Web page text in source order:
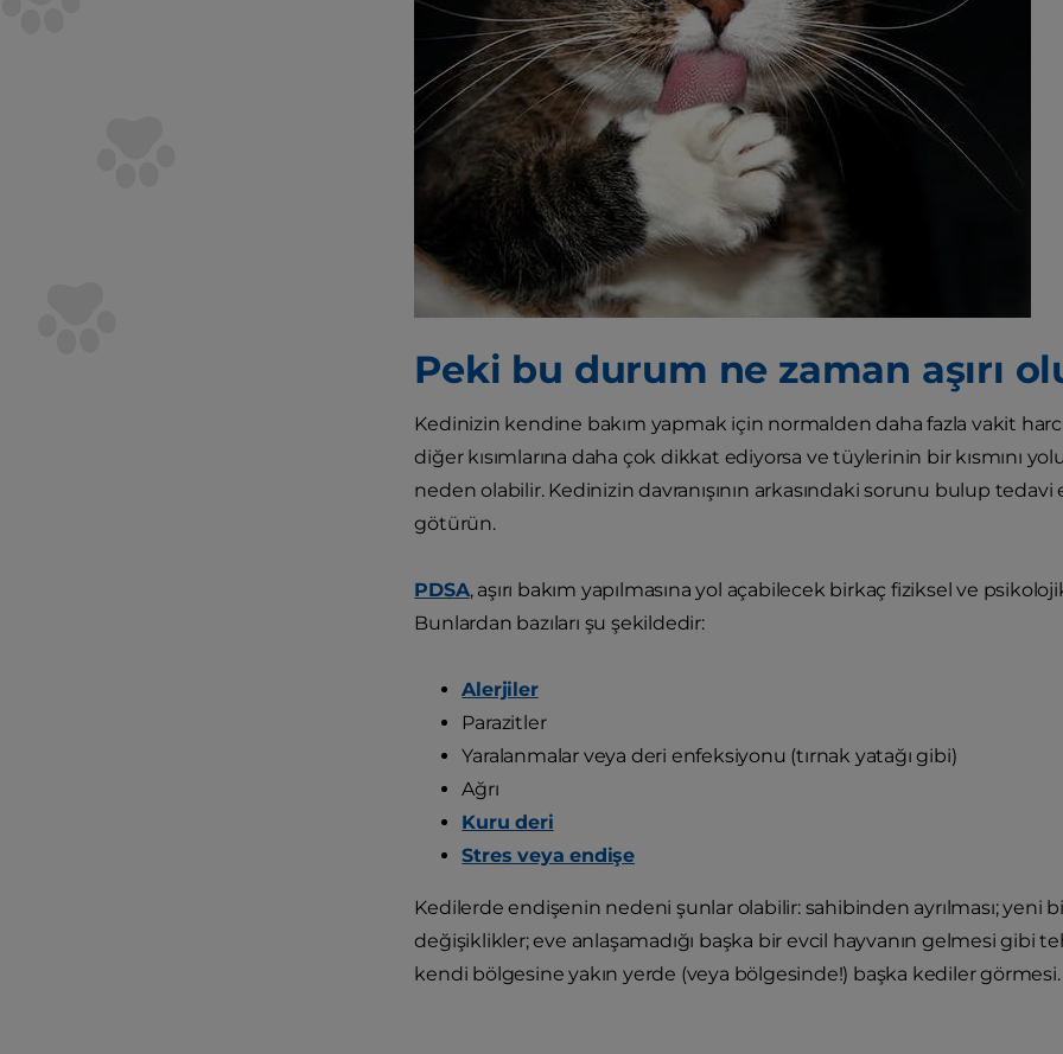
Peki bu durum ne zaman aşırı
Kedinizin kendine bakım yapmak için normalden daha fazla vakit
diğer kısımlarına daha çok dikkat ediyorsa ve tüylerinin bir kısmını
neden olabilir. Kedinizin davranışının arkasındaki sorunu bulup
götürün.
PDSA, aşırı bakım yapılmasına yol açabilecek birkaç fiziksel ve
Bunlardan bazıları şu şekildedir:
Alerjiler
Parazitler
Yaralanmalar veya deri enfeksiyonu (tırnak yatağı gibi)
Ağrı
Kuru deri
Stres veya endişe
Kedilerde endişenin nedeni şunlar olabilir: sahibinden ayrılması; yeni
değişiklikler; eve anlaşamadığı başka bir evcil hayvanın gelmesi gibi
kendi bölgesine yakın yerde (veya bölgesinde!) başka kediler görmesi.